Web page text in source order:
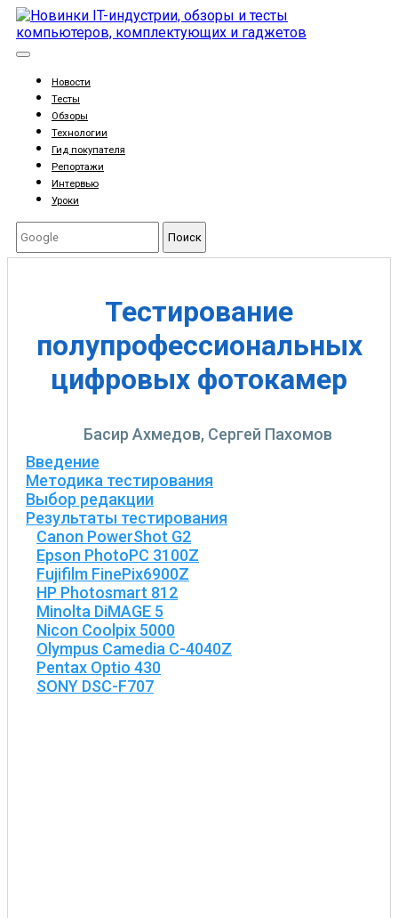
Новости
Тесты
Обзоры
Технологии
Гид покупателя
Репортажи
Интервью
Уроки
Поиск
Тестирование
полупрофессиональных
цифровых фотокамер
Басир Ахмедов, Сергей Пахомов
Введение
Методика тестирования
Выбор редакции
Результаты тестирования
Canon PowerShot G2
Epson PhotoPC 3100Z
Fujifilm FinePix6900Z
HP Photosmart 812
Minolta DiMAGE 5
Nicon Coolpix 5000
Olympus Camedia C-4040Z
Pentax Optio 430
SONY DSC-F707